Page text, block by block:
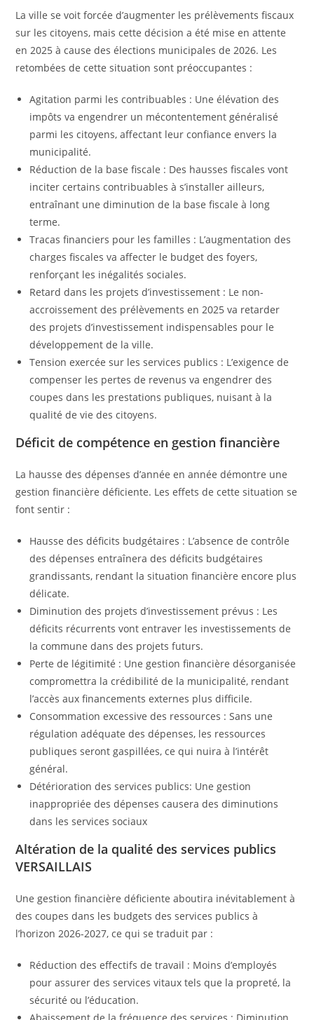
La ville se voit forcée d’augmenter les prélèvements fiscaux
sur les citoyens, mais cette décision a été mise en attente
en 2025 à cause des élections municipales de 2026. Les
retombées de cette situation sont préoccupantes :
Agitation parmi les contribuables : Une élévation des
impôts va engendrer un mécontentement généralisé
parmi les citoyens, affectant leur confiance envers la
municipalité.
Réduction de la base fiscale : Des hausses fiscales vont
inciter certains contribuables à s’installer ailleurs,
entraînant une diminution de la base fiscale à long
terme.
Tracas financiers pour les familles : L’augmentation des
charges fiscales va affecter le budget des foyers,
renforçant les inégalités sociales.
Retard dans les projets d’investissement : Le non-
accroissement des prélèvements en 2025 va retarder
des projets d’investissement indispensables pour le
développement de la ville.
Tension exercée sur les services publics : L’exigence de
compenser les pertes de revenus va engendrer des
coupes dans les prestations publiques, nuisant à la
qualité de vie des citoyens.
Déficit de compétence en gestion financière
La hausse des dépenses d’année en année démontre une
gestion financière déficiente. Les effets de cette situation se
font sentir :
Hausse des déficits budgétaires : L’absence de contrôle
des dépenses entraînera des déficits budgétaires
grandissants, rendant la situation financière encore plus
délicate.
Diminution des projets d’investissement prévus : Les
déficits récurrents vont entraver les investissements de
la commune dans des projets futurs.
Perte de légitimité : Une gestion financière désorganisée
compromettra la crédibilité de la municipalité, rendant
l’accès aux financements externes plus difficile.
Consommation excessive des ressources : Sans une
régulation adéquate des dépenses, les ressources
publiques seront gaspillées, ce qui nuira à l’intérêt
général.
Détérioration des services publics: Une gestion
inappropriée des dépenses causera des diminutions
dans les services sociaux
Altération de la qualité des services publics
VERSAILLAIS
Une gestion financière déficiente aboutira inévitablement à
des coupes dans les budgets des services publics à
l’horizon 2026-2027, ce qui se traduit par :
Réduction des effectifs de travail : Moins d’employés
pour assurer des services vitaux tels que la propreté, la
sécurité ou l’éducation.